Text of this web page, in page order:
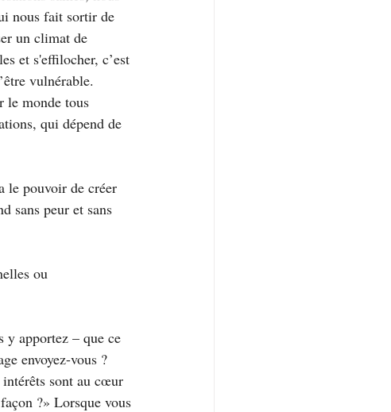
nous fait sortir de
un climat de
et s'effilocher, c’est
vulnérable.
le monde tous
qui dépend de
le pouvoir de créer
sans peur et sans
ou
y apportez – que ce
envoyez-vous ?
intérêts sont au cœur
?» Lorsque vous